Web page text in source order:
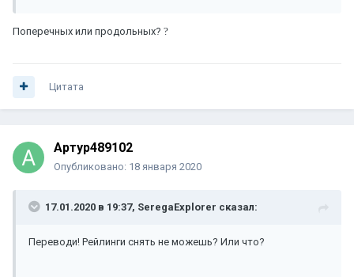
Поперечных или продольных? ?
Цитата
Артур489102
Опубликовано: 18 января 2020
17.01.2020 в 19:37, SeregaExplorer сказал:
Переводи! Рейлинги снять не можешь? Или что?